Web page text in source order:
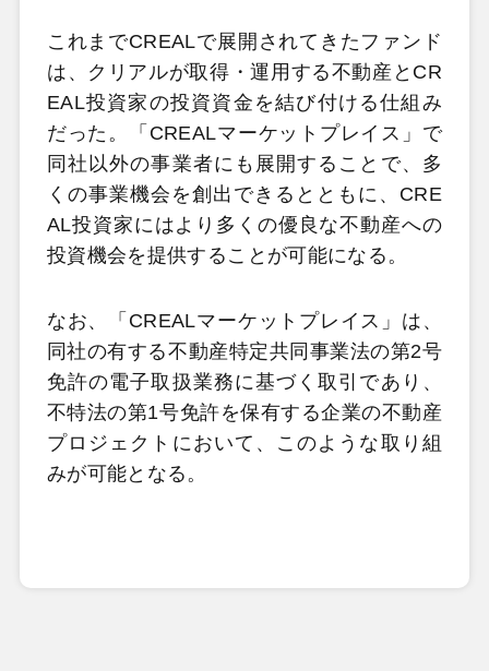
これまでCREALで展開されてきたファンド
は、クリアルが取得・運用する不動産とCR
EAL投資家の投資資金を結び付ける仕組み
だった。「CREALマーケットプレイス」で
同社以外の事業者にも展開することで、多
くの事業機会を創出できるとともに、CRE
AL投資家にはより多くの優良な不動産への
投資機会を提供することが可能になる。
なお、「CREALマーケットプレイス」は、
同社の有する不動産特定共同事業法の第2号
免許の電子取扱業務に基づく取引であり、
不特法の第1号免許を保有する企業の不動産
プロジェクトにおいて、このような取り組
みが可能となる。